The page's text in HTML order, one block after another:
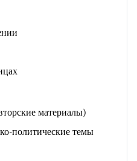
материалы)
политические темы